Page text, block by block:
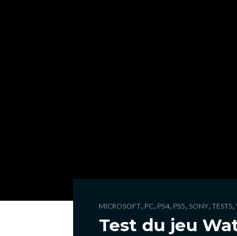
MICROSOFT, PC, PS4, PS5, SONY, TESTS,
Test du jeu